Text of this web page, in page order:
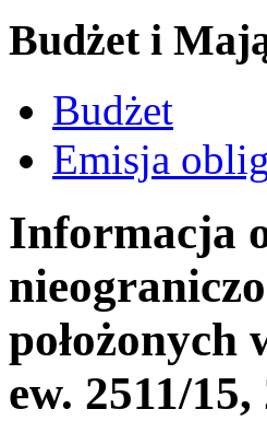
Budżet i
Budżet
Emisja
Informacja
ew. 2511/